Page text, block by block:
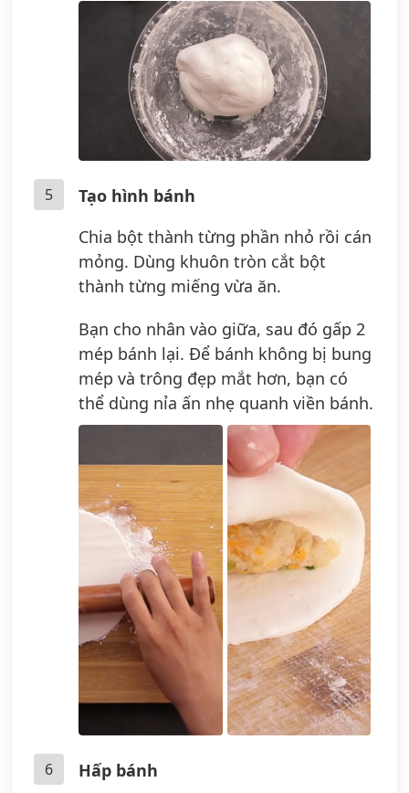
5
Tạo hình bánh
Chia bột thành từng phần nhỏ rồi cán
mỏng. Dùng khuôn tròn cắt bột
thành từng miếng vừa ăn.
Bạn cho nhân vào giữa, sau đó gấp 2
mép bánh lại. Để bánh không bị bung
mép và trông đẹp mắt hơn, bạn có
thể dùng nỉa ấn nhẹ quanh viền bánh.
6
Hấp bánh